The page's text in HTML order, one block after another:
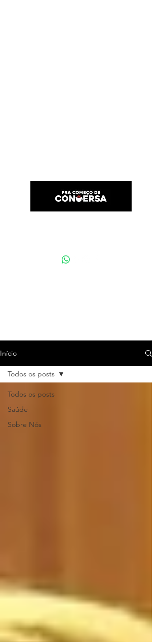
Início
Todos os posts
Saúde
Sobre Nós
Todos os posts